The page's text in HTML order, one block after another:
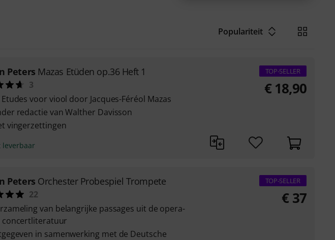
Populariteit
Peters Mazas Etüden op.36 Heft 1
3
Etudes voor viool door Jacques-Féréol Mazas
redactie van Walther Davisson
vingerzettingen
leverbaar
TOP-SELLER
€ 18,90
Peters Orchester Probespiel Trompete
22
van belangrijke passages uit de opera-
concertliteratuur
in samenwerking met de Deutsche
TOP-SELLER
€ 37